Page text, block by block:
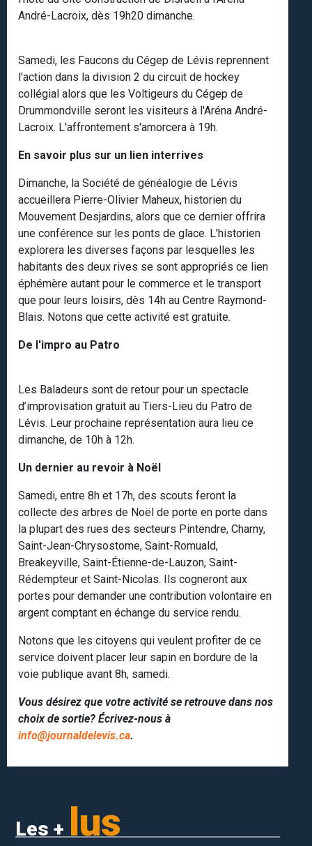
André-Lacroix, dès 19h20 dimanche.
Samedi, les Faucons du Cégep de Lévis reprennent
l'action dans la division 2 du circuit de hockey
collégial alors que les Voltigeurs du Cégep de
Drummondville seront les visiteurs à l'Aréna André-
Lacroix. L'affrontement s'amorcera à 19h.
En savoir plus sur un lien interrives
Dimanche, la Société de généalogie de Lévis
accueillera Pierre-Olivier Maheux, historien du
Mouvement Desjardins, alors que ce dernier offrira
une conférence sur les ponts de glace. L'historien
explorera les diverses façons par lesquelles les
habitants des deux rives se sont appropriés ce lien
éphémère autant pour le commerce et le transport
que pour leurs loisirs, dès 14h au Centre Raymond-
Blais. Notons que cette activité est gratuite.
De l'impro au Patro
Les Baladeurs sont de retour pour un spectacle
d’improvisation gratuit au Tiers-Lieu du Patro de
Lévis. Leur prochaine représentation aura lieu ce
dimanche, de 10h à 12h.
Un dernier au revoir à Noël
Samedi, entre 8h et 17h, des scouts feront la
collecte des arbres de Noël de porte en porte dans
la plupart des rues des secteurs Pintendre, Charny,
Saint-Jean-Chrysostome, Saint-Romuald,
Breakeyville, Saint-Étienne-de-Lauzon, Saint-
Rédempteur et Saint-Nicolas. Ils cogneront aux
portes pour demander une contribution volontaire en
argent comptant en échange du service rendu.
Notons que les citoyens qui veulent profiter de ce
service doivent placer leur sapin en bordure de la
voie publique avant 8h, samedi.
Vous désirez que votre activité se retrouve dans nos
choix de sortie? Écrivez-nous à
info@journaldelevis.ca.
Les + lus